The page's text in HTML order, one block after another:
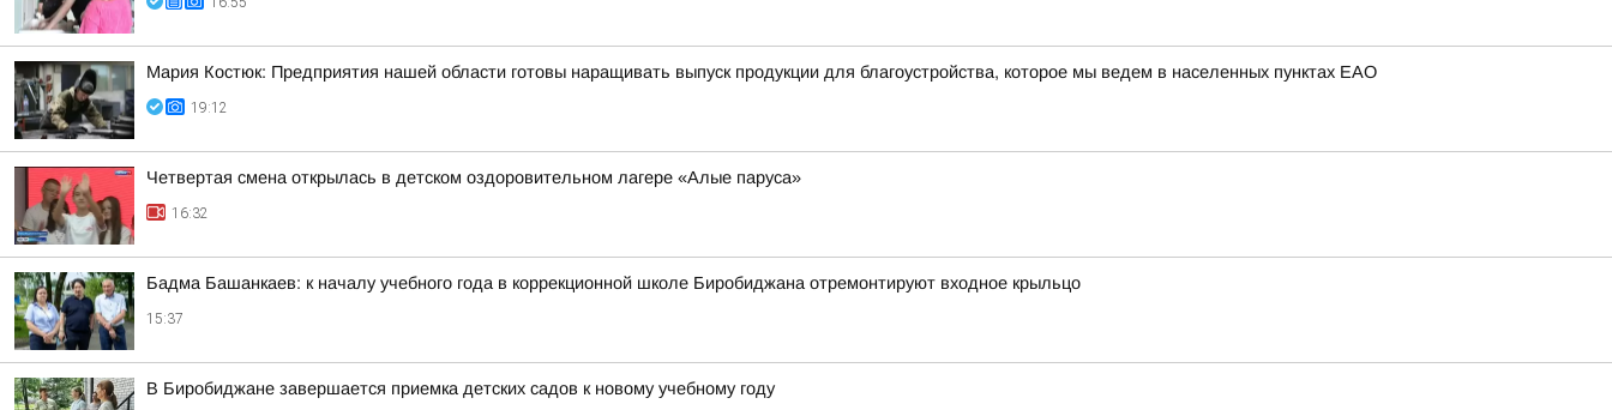
Мария Костюк: Предприятия нашей области готовы наращивать выпуск продукции для благоустройства, которое мы ведем в населенных пунктах ЕАО
19:12
Четвертая смена открылась в детском оздоровительном лагере «Алые паруса»
16:32
Бадма Башанкаев: к началу учебного года в коррекционной школе Биробиджана отремонтируют входное крыльцо
15:37
В Биробиджане завершается приемка детских садов к новому учебному году